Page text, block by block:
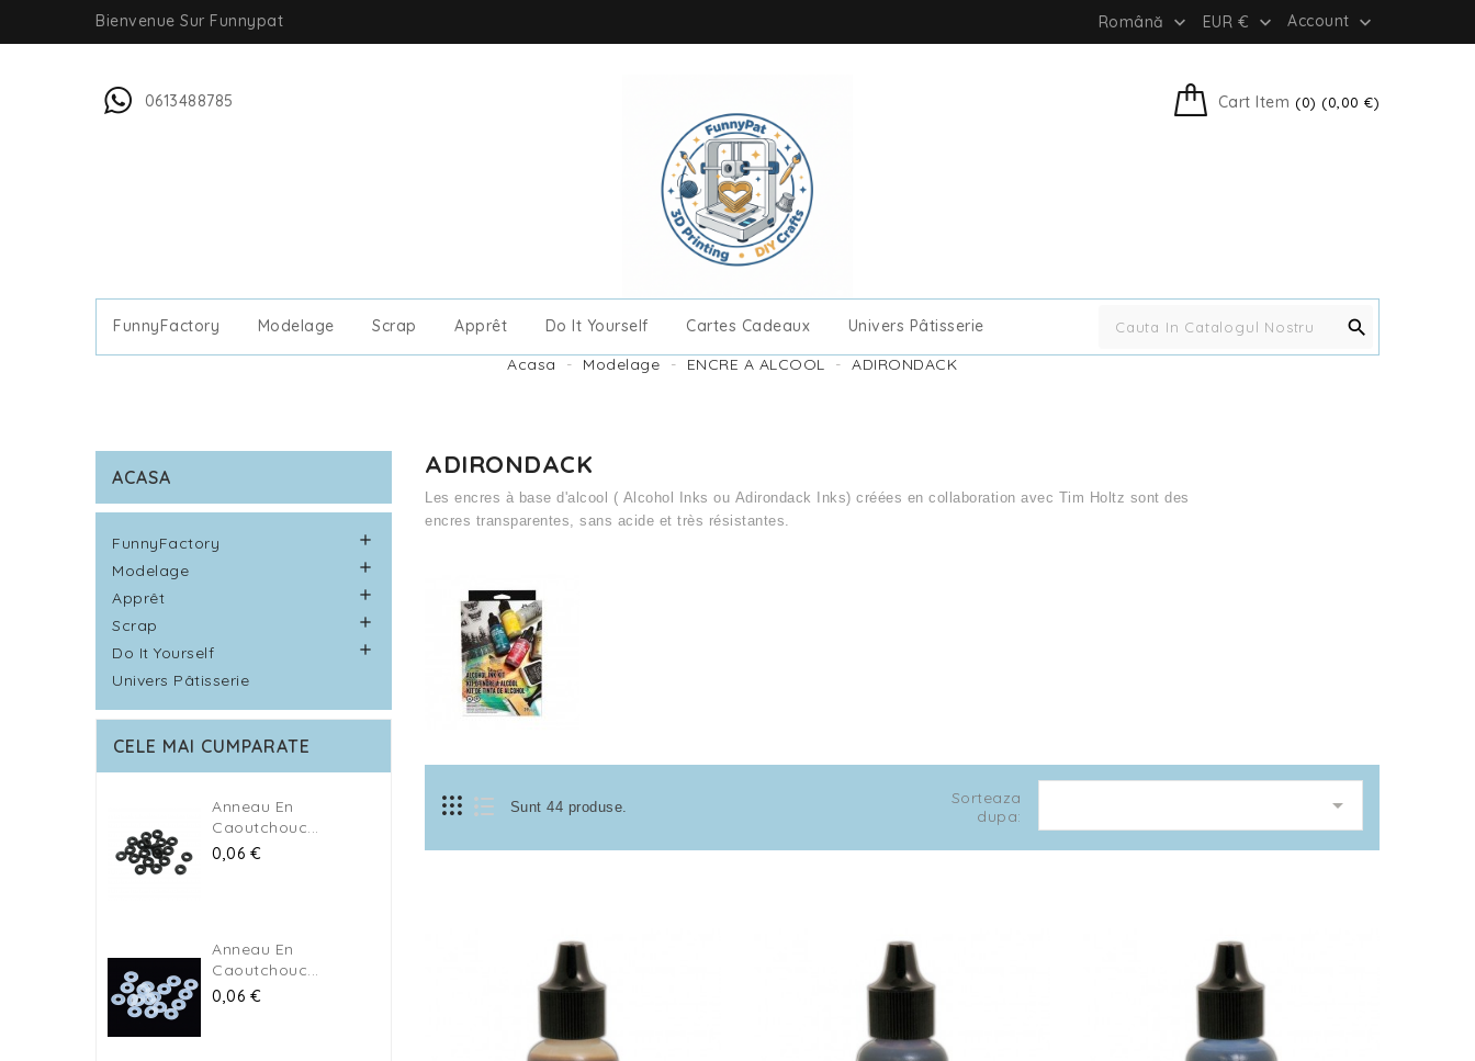
Bienvenue Sur Funnypat Română  EUR €  Account 
0613488785 Cart Item (0) (0,00 €)
FunnyFactory Modelage Scrap Apprêt Do It Yourself Cartes Cadeaux Univers Pâtisserie 
Acasa Modelage ENCRE A ALCOOL ADIRONDACK
ACASA
FunnyFactory 
Modelage 
Apprêt 
Scrap 
Do It Yourself 
Univers Pâtisserie
CELE MAI CUMPARATE
Anneau En
Caoutchouc...
Pret
0,06 €
Anneau En
Caoutchouc...
Pret
0,06 €
ADIRONDACK
Les encres à base d'alcool ( Alcohol Inks ou Adirondack Inks) créées en collaboration avec Tim Holtz sont des
encres transparentes, sans acide et très résistantes.
Sunt 44 produse.
Sorteaza
dupa:
